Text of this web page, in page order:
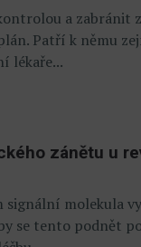
a zabránit
Patří k němu
lékaře...
zánětu u
molekula
se tento podnět